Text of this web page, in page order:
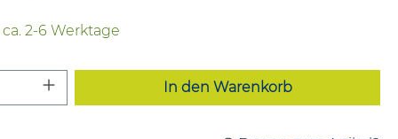
2-6 Werktage
Anzahl: Gib den gewünschten Wert
In den Warenkorb